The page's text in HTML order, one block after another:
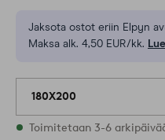
Jaksota ostot eriin Elpyn
Maksa alk. 4,50 EUR/kk.
180X200
Varastossa
Toimitetaan 3-6